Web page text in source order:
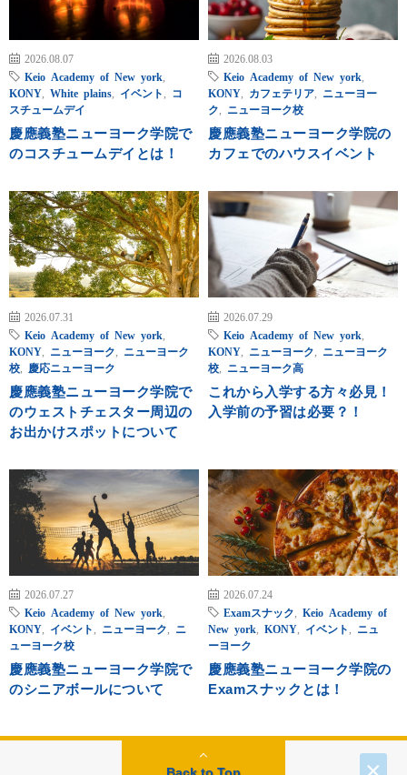
2026.08.07
Keio Academy of New york
KONY
White plains イベント
コ
スチュームデイ
慶應義塾ニューヨーク学院で
のコスチュームデイとは！
2026.08.03
Keio Academy of New york
KONY
カフェテリア
ニューヨー
ク
ニューヨーク校
慶應義塾ニューヨーク学院の
カフェでのハウスイベント
2026.07.31
Keio Academy of New york
KONY
ニューヨーク
ニューヨーク
校
慶応ニューヨーク
慶應義塾ニューヨーク学院で
のウェストチェスター周辺の
お出かけスポットについて
2026.07.29
Keio Academy of New york
KONY
ニューヨーク
ニューヨーク
校
ニューヨーク高
これから入学する方々必見！
入学前の予習は必要？！
2026.07.27
Keio Academy of New york
KONY
イベント ニューヨーク
ニ
ューヨーク校
慶應義塾ニューヨーク学院で
のシニアボールについて
2026.07.24
Examスナック
Keio Academy of
New york
KONY イベント
ニュ
ーヨーク
慶應義塾ニューヨーク学院の
Examスナックとは！